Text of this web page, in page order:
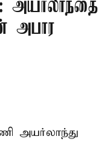
அயர்லாந்தை
அபார
அயர்லாந்து